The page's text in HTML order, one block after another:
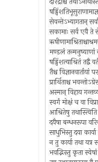
सेवन्तेऽभ्यागतान्
सकामाः सर्व एवै
मण्डलं तन्मनुष्याणां
षड्विंशत्याश्रितं तद्वै
तैश्च
प्रार्थिताश्च
अस्मान् विहाय
स्वर्गं मोक्षं च वा
आश्रितेषु
दयैषा बन्धनरूपा
साधुभिस्तु दया
न तु कार्या तथा
भवद्भिस्तु कृता